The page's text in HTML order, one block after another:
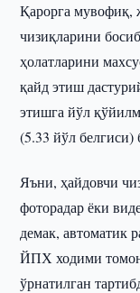
Қарорга
чизиқларини
ҳолатларини
қайд этиш
этишга йўл
(5.33 йўл белгиси)
Яъни, ҳайдовчи
фоторадар ёки
демак, автоматик
ЙПХ ходими
ўрнатилган